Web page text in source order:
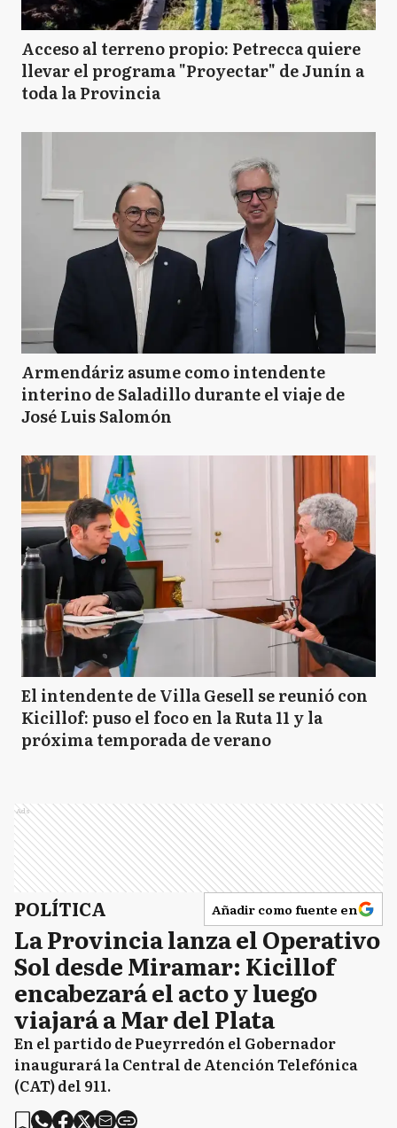
Acceso al terreno propio: Petrecca quiere
llevar el programa "Proyectar" de Junín a
toda la Provincia
Armendáriz asume como intendente
interino de Saladillo durante el viaje de
José Luis Salomón
El intendente de Villa Gesell se reunió con
Kicillof: puso el foco en la Ruta 11 y la
próxima temporada de verano
Ads
POLÍTICA Añadir como fuente en
La Provincia lanza el Operativo
Sol desde Miramar: Kicillof
encabezará el acto y luego
viajará a Mar del Plata
En el partido de Pueyrredón el Gobernador
inaugurará la Central de Atención Telefónica
(CAT) del 911.